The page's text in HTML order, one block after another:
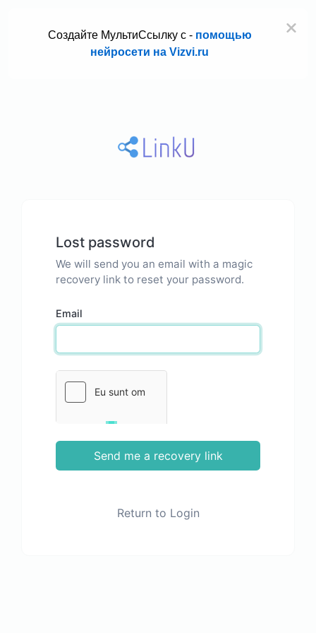
Создайте МультиСсылку с - помощью
нейросети на Vizvi.ru
Lost password
We will send you an email with a magic
recovery link to reset your password.
Email
Send me a recovery link
Return to Login